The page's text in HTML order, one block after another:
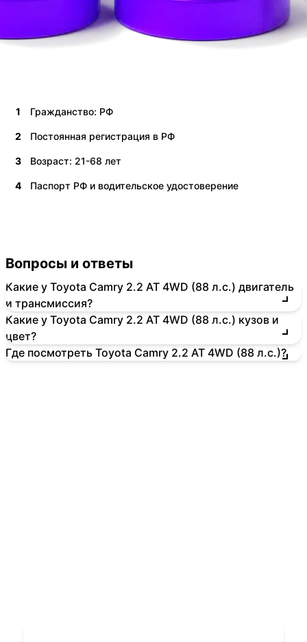
1 Гражданство: РФ
2 Постоянная регистрация в РФ
3 Возраст: 21-68 лет
4 Паспорт РФ и водительское удостоверение
Вопросы и ответы
Какие у Toyota Camry 2.2 AT 4WD (88 л.с.) двигатель
и трансмиссия?
Какие у Toyota Camry 2.2 AT 4WD (88 л.с.) кузов и
цвет?
Где посмотреть Toyota Camry 2.2 AT 4WD (88 л.с.)?